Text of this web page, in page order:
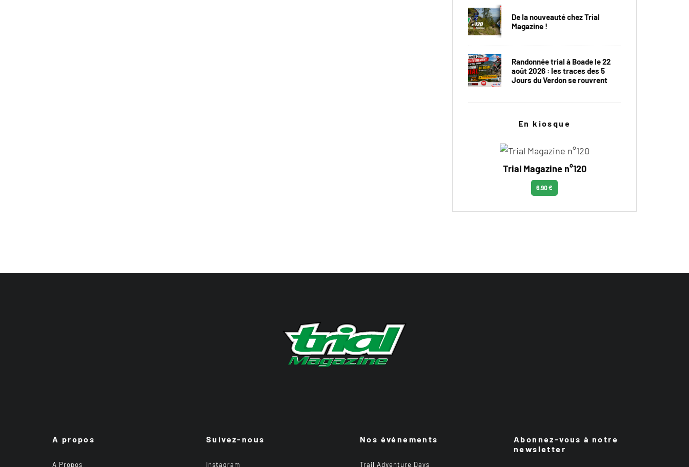
De la nouveauté chez Trial
Magazine !
Randonnée trial à Boade le 22
août 2026 : les traces des 5
Jours du Verdon se rouvrent
En kiosque
Trial Magazine n°120
6.90 €
A propos
A Propos
Suivez-nous
Instagram
Nos événements
Trail Adventure Days
Abonnez-vous à notre
newsletter